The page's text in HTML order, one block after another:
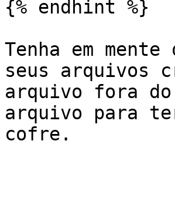
{% endhint %}
Tenha em
seus arquivos
arquivo fora
arquivo para